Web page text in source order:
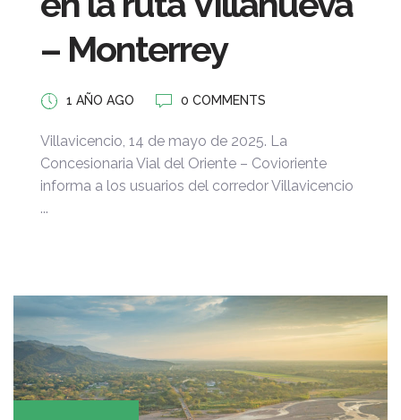
– Monterrey
1 AÑO AGO 0 COMMENTS
Villavicencio, 14 de mayo de 2025. La
Concesionaria Vial del Oriente – Covioriente
informa a los usuarios del corredor Villavicencio
...